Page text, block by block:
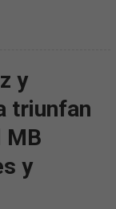
y
triunfan
MB
y